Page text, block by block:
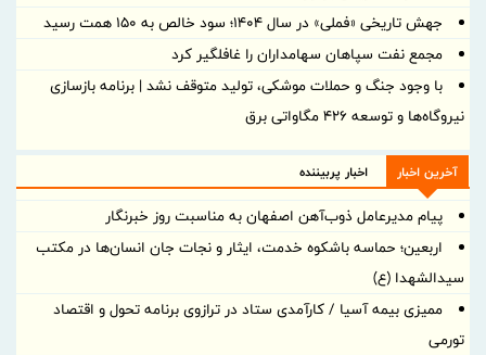
جهش تاریخی «فملی» در سال ۱۴۰۴؛ سود خالص به ۱۵۰ همت رسید
مجمع نفت سپاهان سهامداران را غافلگیر کرد
با وجود جنگ و حملات موشکی، تولید متوقف نشد | برنامه بازسازی
نیروگاه‌ها و توسعه ۴۲۶ مگاواتی برق
آخرین اخبار اخبار پربیننده
پیام مدیرعامل ذوب‌آهن اصفهان به مناسبت روز خبرنگار
اربعین؛ حماسه باشکوه خدمت، ایثار و نجات جان انسان‌ها در مکتب
سیدالشهدا (ع)
ممیزی بیمه آسیا / کارآمدی ستاد در ترازوی برنامه تحول و اقتصاد
تورمی